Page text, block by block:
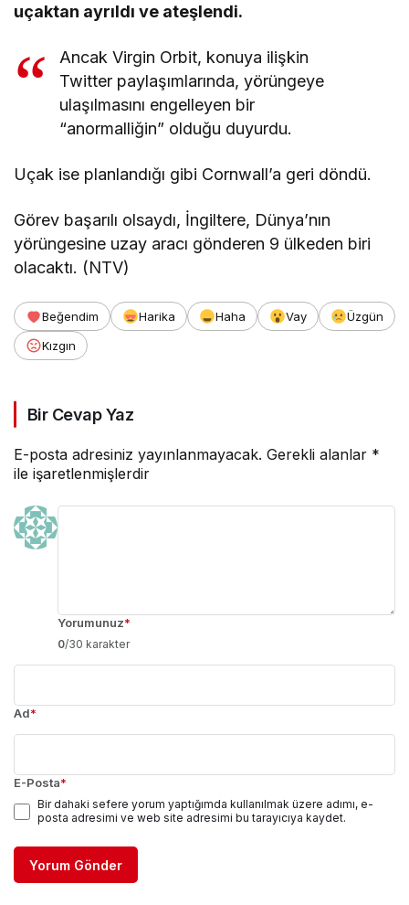
uçaktan ayrıldı ve ateşlendi.
Ancak Virgin Orbit, konuya ilişkin
Twitter paylaşımlarında, yörüngeye
ulaşılmasını engelleyen bir
“anormalliğin” olduğu duyurdu.
Uçak ise planlandığı gibi Cornwall’a geri döndü.
Görev başarılı olsaydı, İngiltere, Dünya’nın
yörüngesine uzay aracı gönderen 9 ülkeden biri
olacaktı. (NTV)
Beğendim Harika Haha Vay
Üzgün
Kızgın
Bir Cevap Yaz
E-posta adresiniz yayınlanmayacak. Gerekli alanlar *
ile işaretlenmişlerdir
Yorumunuz*
0/30 karakter
Ad*
E-Posta*
Bir dahaki sefere yorum yaptığımda kullanılmak üzere adımı, e-
posta adresimi ve web site adresimi bu tarayıcıya kaydet.
Yorum Gönder